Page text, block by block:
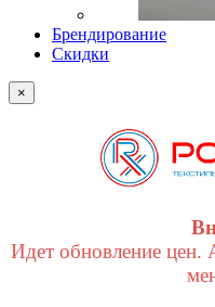
Брендирование
Скидки
×
Идет обновление цен.